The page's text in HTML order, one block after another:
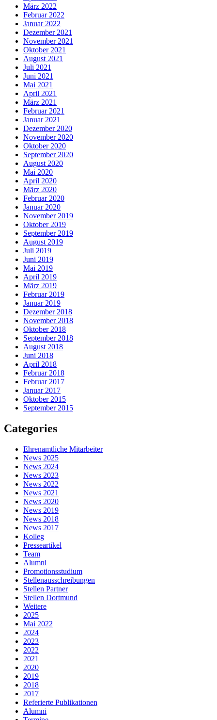
März 2022
Februar 2022
Januar 2022
Dezember 2021
November 2021
Oktober 2021
August 2021
Juli 2021
Juni 2021
Mai 2021
April 2021
März 2021
Februar 2021
Januar 2021
Dezember 2020
November 2020
Oktober 2020
September 2020
August 2020
Mai 2020
April 2020
März 2020
Februar 2020
Januar 2020
November 2019
Oktober 2019
September 2019
August 2019
Juli 2019
Juni 2019
Mai 2019
April 2019
März 2019
Februar 2019
Januar 2019
Dezember 2018
November 2018
Oktober 2018
September 2018
August 2018
Juni 2018
April 2018
Februar 2018
Februar 2017
Januar 2017
Oktober 2015
September 2015
Categories
Ehrenamtliche Mitarbeiter
News 2025
News 2024
News 2023
News 2022
News 2021
News 2020
News 2019
News 2018
News 2017
Kolleg
Presseartikel
Team
Alumni
Promotionsstudium
Stellenausschreibungen
Stellen Partner
Stellen Dortmund
Weitere
2025
Mai 2022
2024
2023
2022
2021
2020
2019
2018
2017
Referierte Publikationen
Alumni